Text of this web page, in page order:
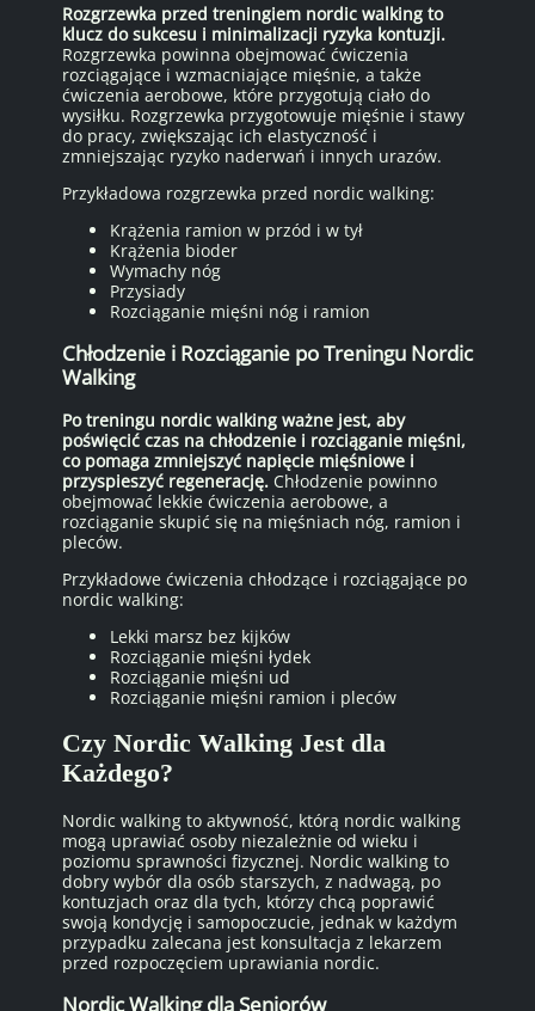
Rozgrzewka przed treningiem nordic walking to
klucz do sukcesu i minimalizacji ryzyka kontuzji.
Rozgrzewka powinna obejmować ćwiczenia
rozciągające i wzmacniające mięśnie, a także
ćwiczenia aerobowe, które przygotują ciało do
wysiłku. Rozgrzewka przygotowuje mięśnie i stawy
do pracy, zwiększając ich elastyczność i
zmniejszając ryzyko naderwań i innych urazów.
Przykładowa rozgrzewka przed nordic walking:
Krążenia ramion w przód i w tył
Krążenia bioder
Wymachy nóg
Przysiady
Rozciąganie mięśni nóg i ramion
Chłodzenie i Rozciąganie po Treningu Nordic
Walking
Po treningu nordic walking ważne jest, aby
poświęcić czas na chłodzenie i rozciąganie mięśni,
co pomaga zmniejszyć napięcie mięśniowe i
przyspieszyć regenerację. Chłodzenie powinno
obejmować lekkie ćwiczenia aerobowe, a
rozciąganie skupić się na mięśniach nóg, ramion i
pleców.
Przykładowe ćwiczenia chłodzące i rozciągające po
nordic walking:
Lekki marsz bez kijków
Rozciąganie mięśni łydek
Rozciąganie mięśni ud
Rozciąganie mięśni ramion i pleców
Czy Nordic Walking Jest dla
Każdego?
Nordic walking to aktywność, którą nordic walking
mogą uprawiać osoby niezależnie od wieku i
poziomu sprawności fizycznej. Nordic walking to
dobry wybór dla osób starszych, z nadwagą, po
kontuzjach oraz dla tych, którzy chcą poprawić
swoją kondycję i samopoczucie, jednak w każdym
przypadku zalecana jest konsultacja z lekarzem
przed rozpoczęciem uprawiania nordic.
Nordic Walking dla Seniorów